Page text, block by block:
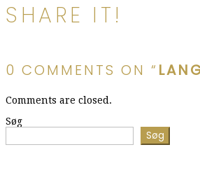
SHARE IT!
0 COMMENTS ON “
Comments are closed.
Søg
Søg